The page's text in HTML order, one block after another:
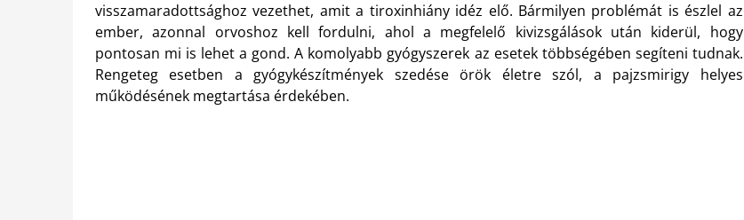
visszamaradottsághoz vezethet, amit a tiroxinhiány idéz elő. Bármilyen problémát is észlel az
ember, azonnal orvoshoz kell fordulni, ahol a megfelelő kivizsgálások után kiderül, hogy
pontosan mi is lehet a gond. A komolyabb gyógyszerek az esetek többségében segíteni tudnak.
Rengeteg esetben a gyógykészítmények szedése örök életre szól, a pajzsmirigy helyes
működésének megtartása érdekében.